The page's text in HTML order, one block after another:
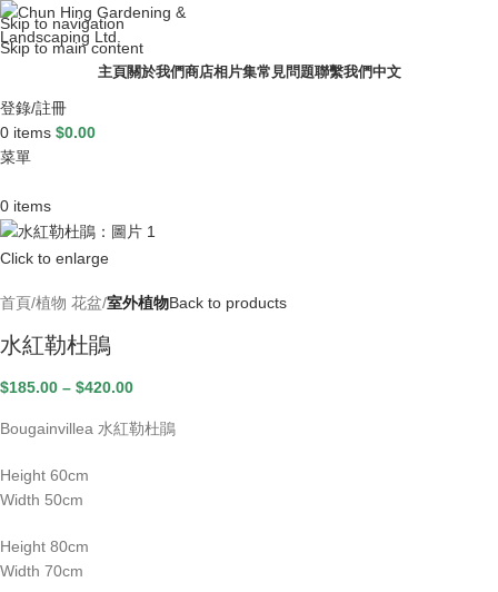
Skip to navigation
Skip to main content
主頁關於我們商店相片集常見問題聯繫我們中文
登錄/註冊
0 items $0.00
菜單
0 items
Click to enlarge
首頁 植物 花盆 室外植物Back to products
水紅勒杜鵑
$185.00 – $420.00
Bougainvillea 水紅勒杜鵑
Height 60cm
Width 50cm
Height 80cm
Width 70cm